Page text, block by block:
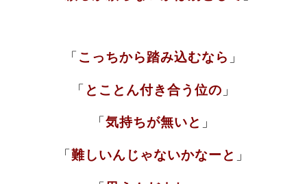
「 こっちから踏み込むなら 」
「 とことん付き合う位の 」
「 気持ちが無いと 」
「 難しいんじゃないかなーと 」